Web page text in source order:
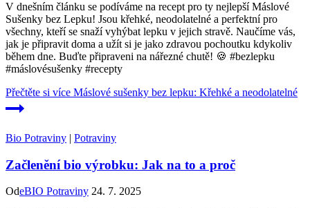
V dnešním článku se podíváme na recept pro ty nejlepší Máslové
Sušenky bez Lepku! Jsou křehké, neodolatelné a perfektní pro
všechny, kteří se snaží vyhýbat lepku v jejich stravě. Naučíme vás,
jak je připravit doma a užít si je jako zdravou pochoutku kdykoliv
během dne. Buďte připraveni na nářezné chutě! 🍪 #bezlepku
#máslovésušenky #recepty
Přečtěte si více Máslové sušenky bez lepku: Křehké a neodolatelné
Bio Potraviny | Potraviny
Začlenění bio výrobku: Jak na to a proč
OdeBIO Potraviny 24. 7. 2025